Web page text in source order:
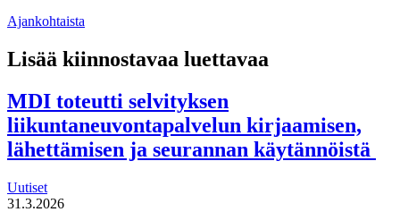
Ajankohtaista
Lisää kiinnostavaa luettavaa
MDI toteutti selvityksen
liikuntaneuvontapalvelun kirjaamisen,
lähettämisen ja seurannan käytännöistä
Uutiset
31.3.2026